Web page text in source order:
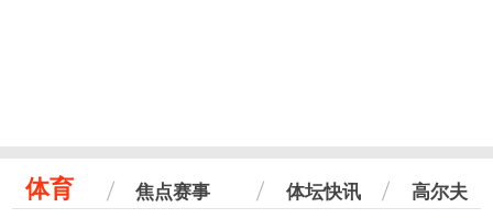
体育 焦点赛事 体坛快讯 高尔夫